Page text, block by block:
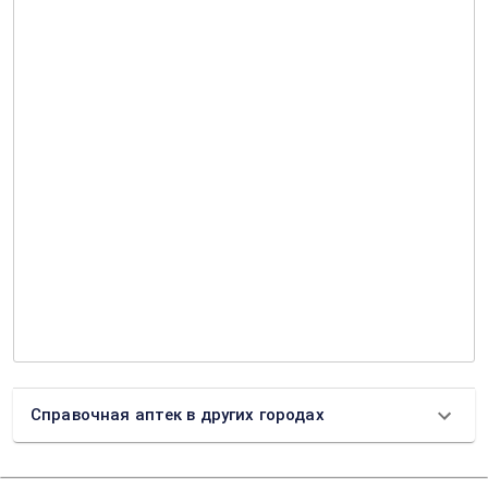
Справочная аптек в других городах